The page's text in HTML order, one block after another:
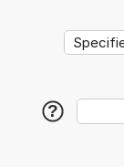
?